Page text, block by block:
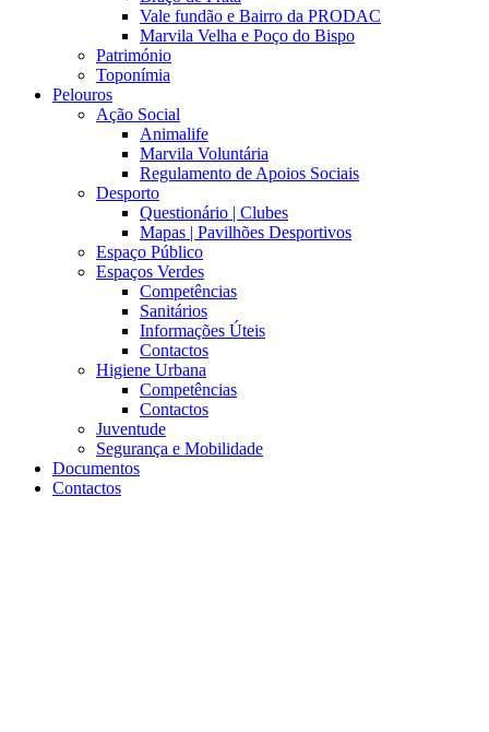
Vale fundão e Bairro da PRODAC
Marvila Velha e Poço do Bispo
Património
Toponímia
Pelouros
Ação Social
Animalife
Marvila Voluntária
Regulamento de Apoios Sociais
Desporto
Questionário | Clubes
Mapas | Pavilhões Desportivos
Espaço Público
Espaços Verdes
Competências
Sanitários
Informações Úteis
Contactos
Higiene Urbana
Competências
Contactos
Juventude
Segurança e Mobilidade
Documentos
Contactos